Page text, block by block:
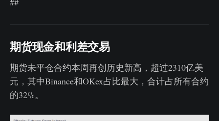
期货现金和利差交易
期货未平仓合约本周再创历史新高，超过2310亿美
元，其中Binance和OKex占比最大，合计占所有合约
的32%。